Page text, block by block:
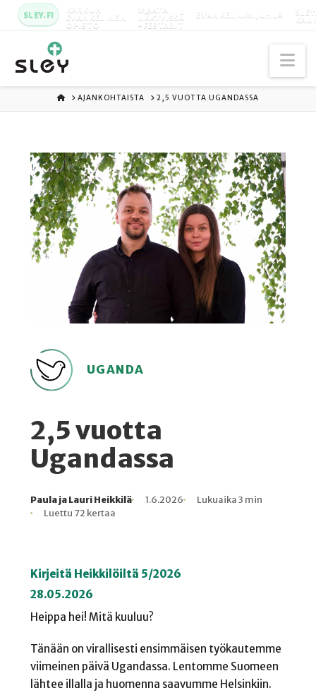
SLEY.FI KARKUN
EVANKELINEN
OPISTO
MAATA
NÄKYVISSÄ
-FESTARIT
EVANKELIUMIJUHLA
ETUSIVU
AJANKOHTAISTA 2,5 VUOTTA UGANDASSA
UGANDA
2,5 vuotta
Ugandassa
Kirjoittaja
Paula ja Lauri Heikkilä
Julkaistu
1.6.2026
Lukuaika
Lukuaika 3 min
Lukukertoja
Luettu 72 kertaa
Kirjeitä Heikkilöiltä 5/2026
28.05.2026
Heippa hei! Mitä kuuluu?
Tänään on virallisesti ensimmäisen työkautemme
viimeinen päivä Ugandassa. Lentomme Suomeen
lähtee illalla ja huomenna saavumme Helsinkiin.